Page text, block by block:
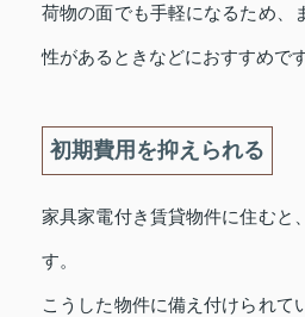
荷物の面でも手軽になるため、
性があるときなどにおすすめです
初期費用を抑えられる
家具家電付き賃貸物件に住むと
す。
こうした物件に備え付けられて